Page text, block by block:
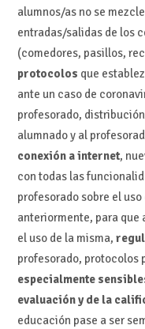
alumnos/as no se
entradas/salidas de los
(comedores, pasillos,
protocolos que
ante un caso de
profesorado,
alumnado y al
conexión a internet,
con todas las
profesorado sobre el
anteriormente, para que
el uso de la misma,
profesorado, protocolos
especialmente
evaluación y de la
educación pase a ser